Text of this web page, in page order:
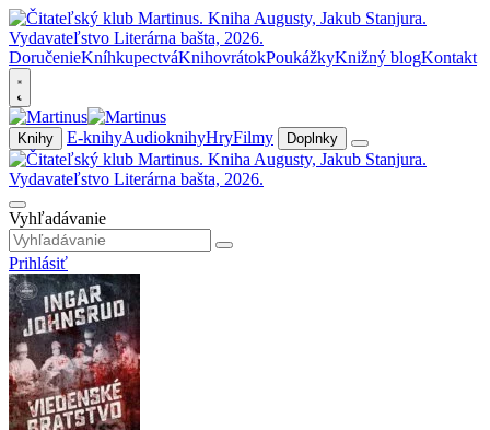
DoručenieKníhkupectváKnihovrátokPoukážkyKnižný blogKontakt
Knihy E-knihyAudioknihyHryFilmy Doplnky
Vyhľadávanie
Prihlásiť